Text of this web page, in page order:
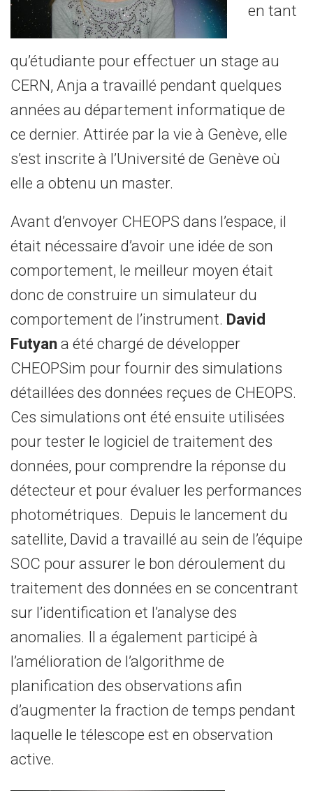
en tant
qu’étudiante pour effectuer un stage au
CERN, Anja a travaillé pendant quelques
années au département informatique de
ce dernier. Attirée par la vie à Genève, elle
s’est inscrite à l’Université de Genève où
elle a obtenu un master.
Avant d’envoyer CHEOPS dans l’espace, il
était nécessaire d’avoir une idée de son
comportement, le meilleur moyen était
donc de construire un simulateur du
comportement de l’instrument. David
Futyana été chargé de développer
CHEOPSim pour fournir des simulations
détaillées des données reçues de CHEOPS.
Ces simulations ont été ensuite utilisées
pour tester le logiciel de traitement des
données, pour comprendre la réponse du
détecteur et pour évaluer les performances
photométriques. Depuis le lancement du
satellite, David a travaillé au sein de l’équipe
SOC pour assurer le bon déroulement du
traitement des données en se concentrant
sur l’identification et l’analyse des
anomalies. Il a également participé à
l’amélioration de l’algorithme de
planification des observations afin
d’augmenter la fraction de temps pendant
laquelle le télescope est en observation
active.